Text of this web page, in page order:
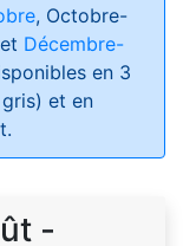
, Octobre-
Décembre-
en 3
et en
.
-